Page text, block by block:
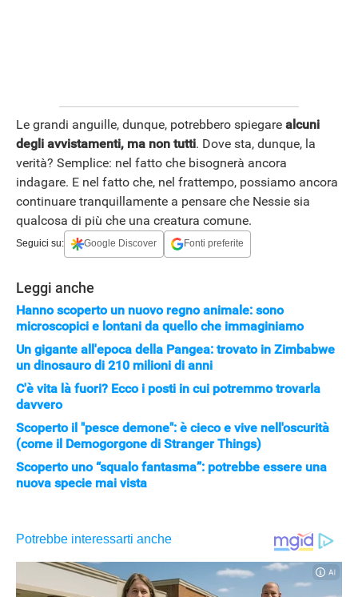
Le grandi anguille, dunque, potrebbero spiegare alcuni
degli avvistamenti, ma non tutti. Dove sta, dunque, la
verità? Semplice: nel fatto che bisognerà ancora
indagare. E nel fatto che, nel frattempo, possiamo ancora
continuare tranquillamente a pensare che Nessie sia
qualcosa di più che una creatura comune.
Seguici su: Google Discover Fonti preferite
Leggi anche
Hanno scoperto un nuovo regno animale: sono
microscopici e lontani da quello che immaginiamo
Un gigante all'epoca della Pangea: trovato in Zimbabwe
un dinosauro di 210 milioni di anni
C'è vita là fuori? Ecco i posti in cui potremmo trovarla
davvero
Scoperto il "pesce demone": è cieco e vive nell'oscurità
(come il Demogorgone di Stranger Things)
Scoperto uno “squalo fantasma”: potrebbe essere una
nuova specie mai vista